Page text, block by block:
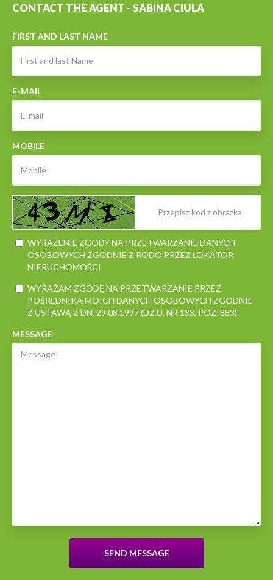
CONTACT THE AGENT - SABINA CIULA
FIRST AND LAST NAME
E-MAIL
MOBILE
WYRAŻENIE ZGODY NA PRZETWARZANIE DANYCH
OSOBOWYCH ZGODNIE Z RODO PRZEZ LOKATOR
NIERUCHOMOŚCI
WYRAŻAM ZGODĘ NA PRZETWARZANIE PRZEZ
POŚREDNIKA MOICH DANYCH OSOBOWYCH ZGODNIE
Z USTAWĄ Z DN. 29.08.1997 (DZ.U. NR 133, POZ. 883)
MESSAGE